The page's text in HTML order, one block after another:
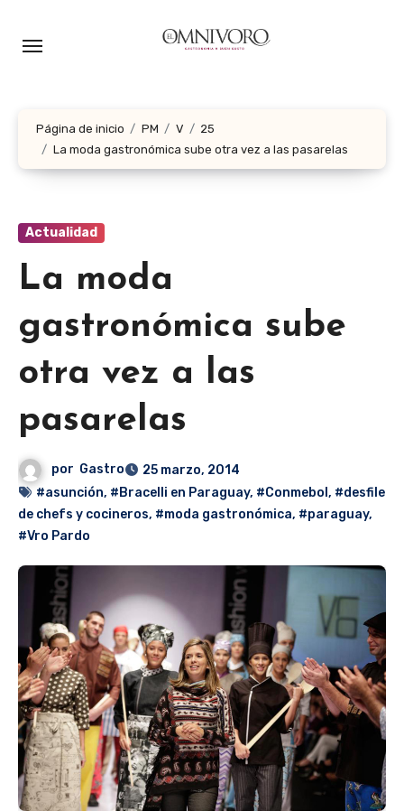
Página de inicio PM V
25
La moda gastronómica sube otra vez a las pasarelas
Actualidad
La moda
gastronómica sube
otra vez a las
pasarelas
por Gastro
25 marzo, 2014
#asunción, #Bracelli en Paraguay, #Conmebol , #desfile
de chefs y cocineros, #moda gastronómica, #paraguay,
#Vro Pardo